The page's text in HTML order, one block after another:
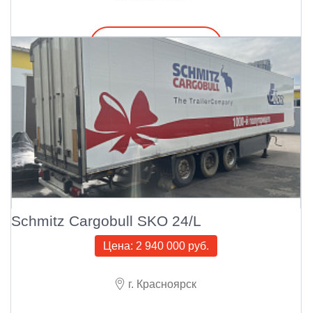
Подробнее
Schmitz Cargobull SKO 24/L
Цена: 2 940 000 руб.
г. Красноярск